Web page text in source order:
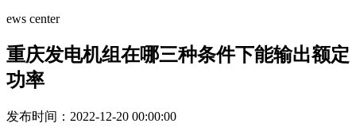
ews center
重庆发电机组在哪三种条件下能输出额定
功率
发布时间：2022-12-20 00:00:00